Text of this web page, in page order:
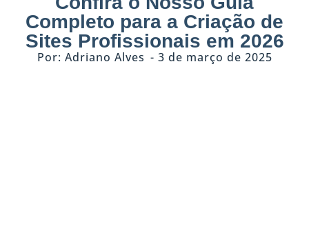
Completo para a Criação de
Sites Profissionais em 2026
Por: Adriano Alves - 3 de março de 2025